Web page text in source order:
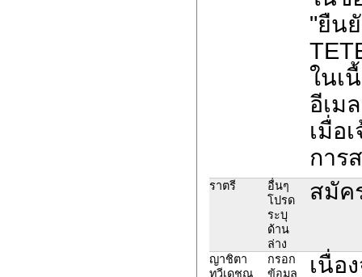
"ยืน
ในเ
อีเม
เมื่อ
การ
ราตรี
อื่นๆ
โปรด
ระบุ
ด้าน
ล่าง
สมัค
ญาชิตา
ทวีเดชณ
กรอก
ข้อมูล
เนื่อ